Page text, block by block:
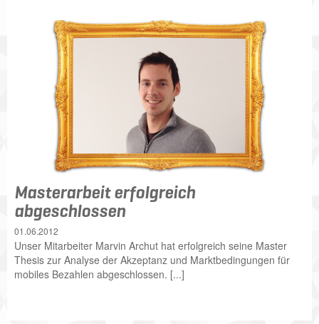
Masterarbeit erfolgreich
abgeschlossen
01.06.2012
Unser Mitarbeiter Marvin Archut hat erfolgreich seine Master
Thesis zur Analyse der Akzeptanz und Marktbedingungen für
mobiles Bezahlen abgeschlossen. [...]